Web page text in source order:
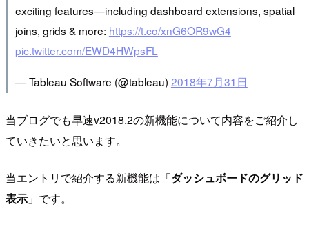
exciting features—including dashboard extensions, spatial
joins, grids & more: https://t.co/xnG6OR9wG4
pic.twitter.com/EWD4HWpsFL
— Tableau Software (@tableau) 2018年7月31日
当ブログでも早速v2018.2の新機能について内容をご紹介し
ていきたいと思います。
当エントリで紹介する新機能は「ダッシュボードのグリッド
表示 」です。